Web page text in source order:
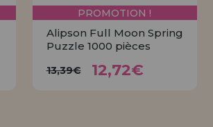
PROMOTION !
Alipson Full Moon Spring
Puzzle 1000 pièces
13,39€ 12,72€